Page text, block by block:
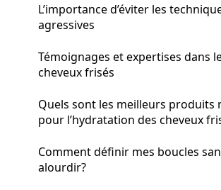
L’importance d’éviter les
agressives
Témoignages et expertises dans
cheveux frisés
Quels sont les meilleurs produits
pour l’hydratation des cheveux
Comment définir mes boucles
alourdir?